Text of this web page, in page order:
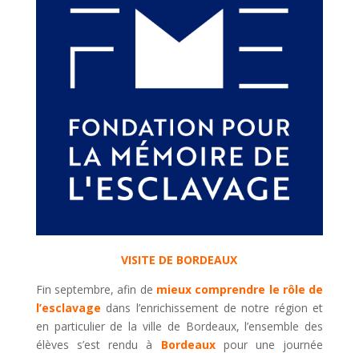
VISITE DE BORDEAUX
Fin septembre, afin de mieux comprendre le rôle de
l’esclavage dans l’enrichissement de notre région et
en particulier de la ville de Bordeaux, l’ensemble des
élèves s’est rendu à Bordeauxpour une journée